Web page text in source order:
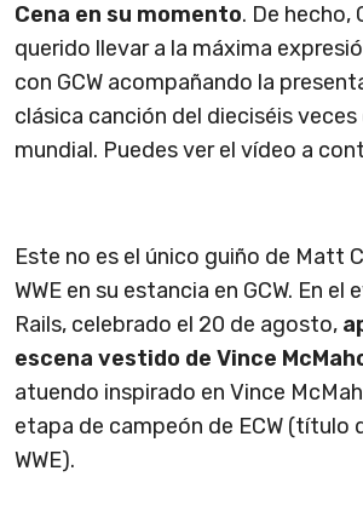
Cena en su momento. De hecho,
querido llevar a la máxima
con GCW acompañando la
clásica canción del dieciséis
mundial. Puedes ver el vídeo a
Este no es el único guiño de Matt
WWE en su estancia en GCW. En el
Rails, celebrado el 20 de agosto,
escena vestido de Vince
atuendo inspirado en Vince
etapa de campeón de ECW (título
WWE).